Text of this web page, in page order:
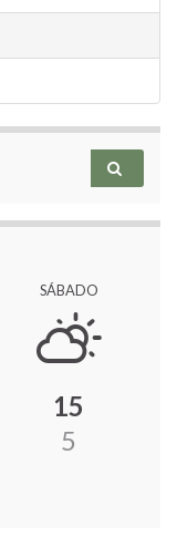
SÁBADO
15
5